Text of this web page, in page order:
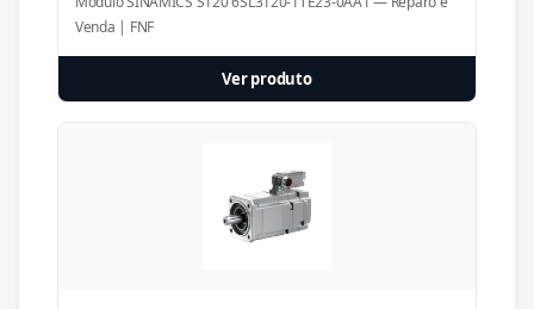
Venda | FNF
Ver produto